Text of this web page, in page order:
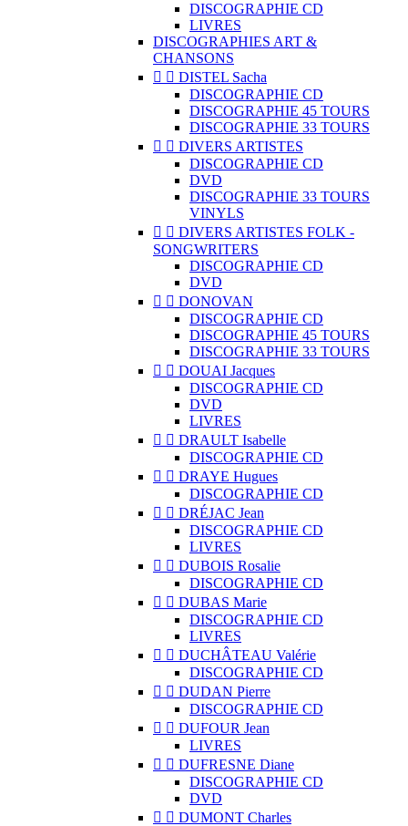
DISCOGRAPHIE CD
LIVRES
DISCOGRAPHIES ART &
CHANSONS
  DISTEL Sacha
DISCOGRAPHIE CD
DISCOGRAPHIE 45 TOURS
DISCOGRAPHIE 33 TOURS
  DIVERS ARTISTES
DISCOGRAPHIE CD
DVD
DISCOGRAPHIE 33 TOURS
VINYLS
  DIVERS ARTISTES FOLK -
SONGWRITERS
DISCOGRAPHIE CD
DVD
  DONOVAN
DISCOGRAPHIE CD
DISCOGRAPHIE 45 TOURS
DISCOGRAPHIE 33 TOURS
  DOUAI Jacques
DISCOGRAPHIE CD
DVD
LIVRES
  DRAULT Isabelle
DISCOGRAPHIE CD
  DRAYE Hugues
DISCOGRAPHIE CD
  DRÉJAC Jean
DISCOGRAPHIE CD
LIVRES
  DUBOIS Rosalie
DISCOGRAPHIE CD
  DUBAS Marie
DISCOGRAPHIE CD
LIVRES
  DUCHÂTEAU Valérie
DISCOGRAPHIE CD
  DUDAN Pierre
DISCOGRAPHIE CD
  DUFOUR Jean
LIVRES
  DUFRESNE Diane
DISCOGRAPHIE CD
DVD
  DUMONT Charles